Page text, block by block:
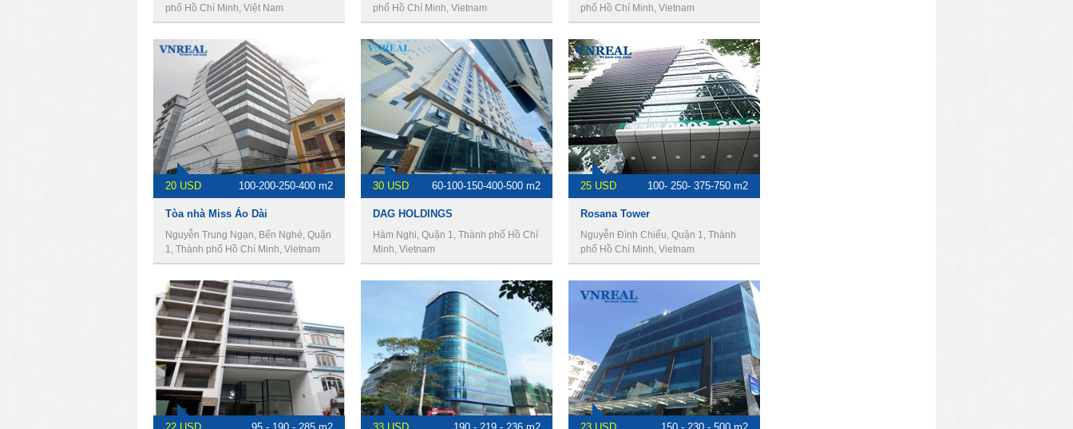
phố Hồ Chí Minh, Việt Nam
phố Hồ Chí Minh, Vietnam
phố Hồ Chí Minh, Vietnam
20 USD 100-200-250-400 m2
Tòa nhà Miss Áo Dài
Nguyễn Trung Ngạn, Bến Nghé, Quận
1, Thành phố Hồ Chí Minh, Vietnam
30 USD 60-100-150-400-500 m2
DAG HOLDINGS
Hàm Nghi, Quận 1, Thành phố Hồ Chí
Minh, Vietnam
25 USD 100- 250- 375-750 m2
Rosana Tower
Nguyễn Đình Chiểu, Quận 1, Thành
phố Hồ Chí Minh, Vietnam